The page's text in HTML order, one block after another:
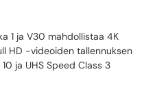
1 ja V30 mahdollistaa 4K
HD -videoiden tallennuksen
ja UHS Speed Class 3